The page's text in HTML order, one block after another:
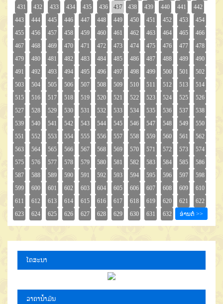
ໂຄສະນາ
ລາຄານໍ້າມັນ